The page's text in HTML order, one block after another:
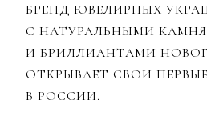
БРЕНД ЮВЕЛИРНЫХ
С НАТУРАЛЬНЫМИ
И БРИЛЛИАНТАМИ
ОТКРЫВАЕТ СВОИ
В РОССИИ.